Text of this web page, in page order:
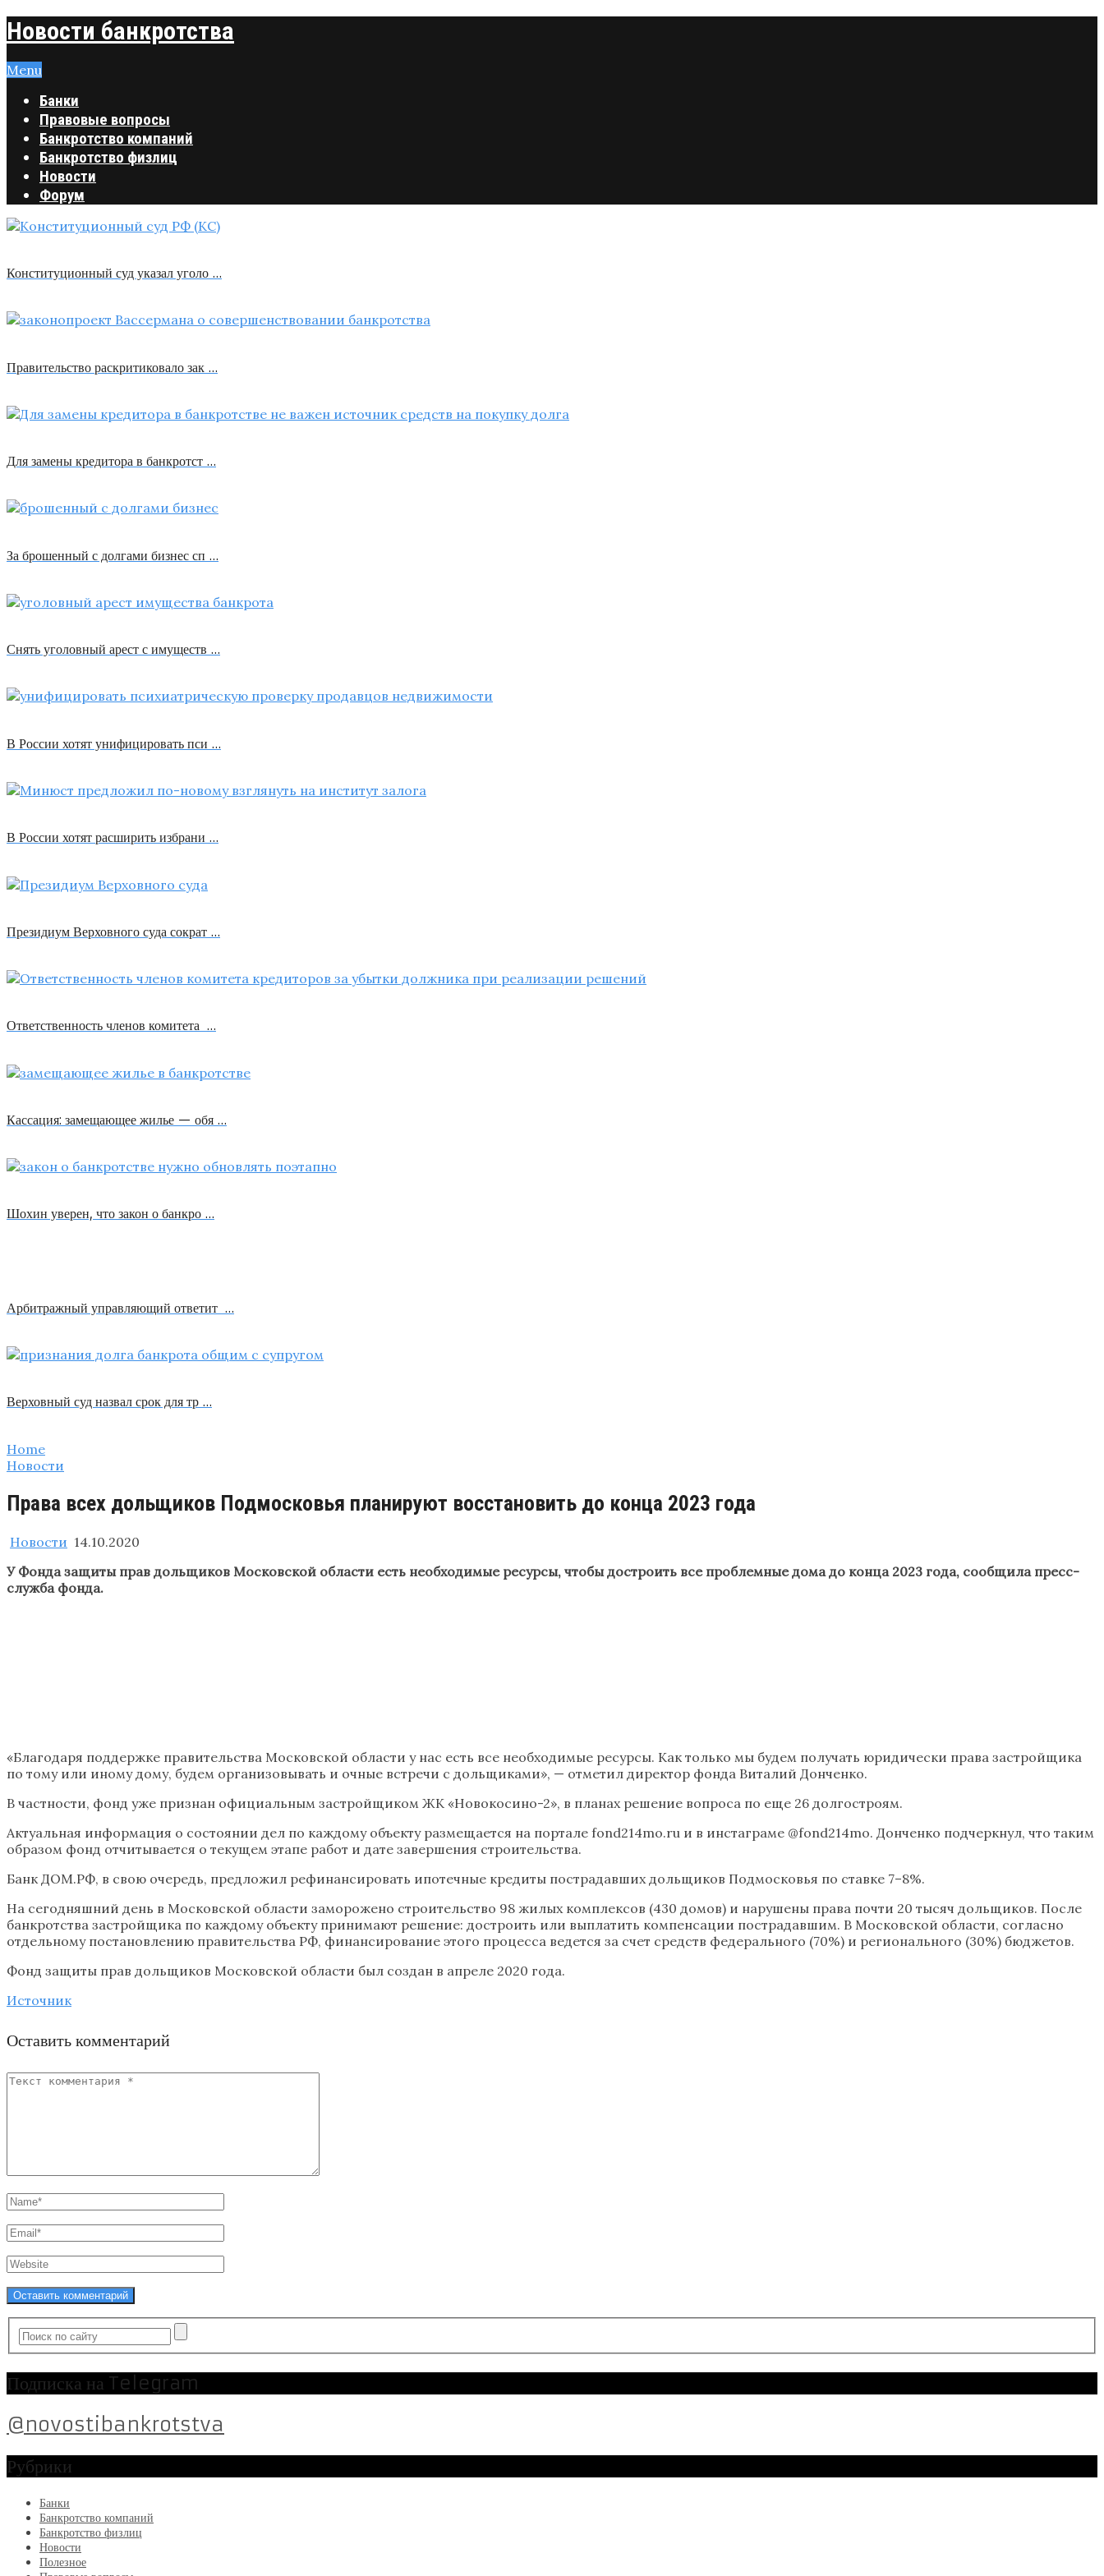
Новости банкротства
Menu
Банки
Правовые вопросы
Банкротство компаний
Банкротство физлиц
Новости
Форум
Конституционный суд указал уголо …
Правительство раскритиковало зак …
Для замены кредитора в банкротст …
За брошенный с долгами бизнес сп …
Снять уголовный арест с имуществ …
В России хотят унифицировать пси …
В России хотят расширить избрани …
Президиум Верховного суда сократ …
Ответственность членов комитета …
Кассация: замещающее жилье — обя …
Шохин уверен, что закон о банкро …
Арбитражный управляющий ответит …
Верховный суд назвал срок для тр …
Home
Новости
Права всех дольщиков Подмосковья планируют восстановить до конца 2023 года
Новости 14.10.2020
У Фонда защиты прав дольщиков Московской области есть необходимые ресурсы, чтобы достроить все проблемные дома до конца 2023 года, сообщила пресс-
служба фонда.
«Благодаря поддержке правительства Московской области у нас есть все необходимые ресурсы. Как только мы будем получать юридически права застройщика
по тому или иному дому, будем организовывать и очные встречи с дольщиками», — отметил директор фонда Виталий Донченко.
В частности, фонд уже признан официальным застройщиком ЖК «Новокосино-2», в планах решение вопроса по еще 26 долгостроям.
Актуальная информация о состоянии дел по каждому объекту размещается на портале fond214mo.ru и в инстаграме @fond214mo. Донченко подчеркнул, что таким
образом фонд отчитывается о текущем этапе работ и дате завершения строительства.
Банк ДОМ.РФ, в свою очередь, предложил рефинансировать ипотечные кредиты пострадавших дольщиков Подмосковья по ставке 7–8%.
На сегодняшний день в Московской области заморожено строительство 98 жилых комплексов (430 домов) и нарушены права почти 20 тысяч дольщиков. После
банкротства застройщика по каждому объекту принимают решение: достроить или выплатить компенсации пострадавшим. В Московской области, согласно
отдельному постановлению правительства РФ, финансирование этого процесса ведется за счет средств федерального (70%) и регионального (30%) бюджетов.
Фонд защиты прав дольщиков Московской области был создан в апреле 2020 года.
Источник
Оставить комментарий
Подписка на Telegram
@novostibankrotstva
Рубрики
Банки
Банкротство компаний
Банкротство физлиц
Новости
Полезное